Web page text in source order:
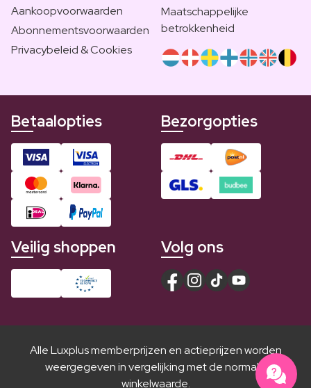
Aankoopvoorwaarden
Abonnementsvoorwaarden
Privacybeleid & Cookies
Maatschappelijke
betrokkenheid
Betaalopties Bezorgopties
Veilig shoppen Volg ons
Alle Luxplus memberprijzen en actieprijzen worden
weergegeven in vergelijking met de normale
winkelwaarde.